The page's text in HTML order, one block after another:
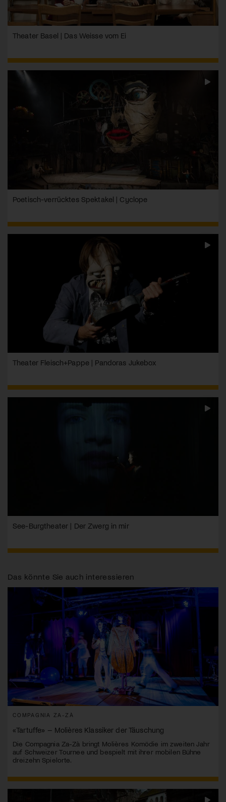
Theater Basel | Das Weisse vom Ei
Poetisch-verrücktes Spektakel | Cyclope
Theater Fleisch+Pappe | Pandoras Jukebox
See-Burgtheater | Der Zwerg in mir
Das könnte Sie auch interessieren
COMPAGNIA ZA-ZÀ
«Tartuffe» – Molières Klassiker der Täuschung
Die Compagnia Za-Zà bringt Molières Komödie im zweiten Jahr
auf Schweizer Tournee und bespielt mit ihrer mobilen Bühne
dreizehn Spielorte.